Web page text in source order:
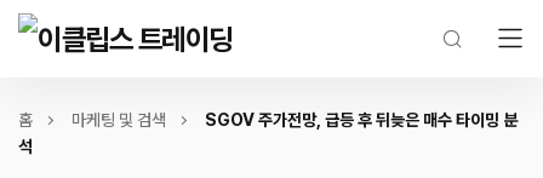
홈 마케팅 및 검색
SGOV 주가전망, 급등 후 뒤늦은 매수 타이밍 분
석